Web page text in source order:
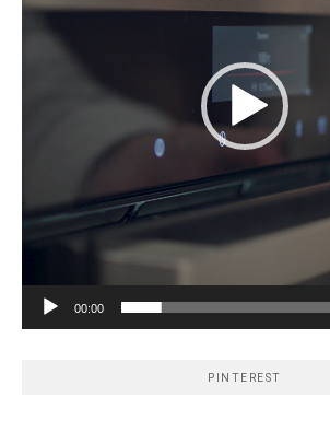
00:00
PINTEREST